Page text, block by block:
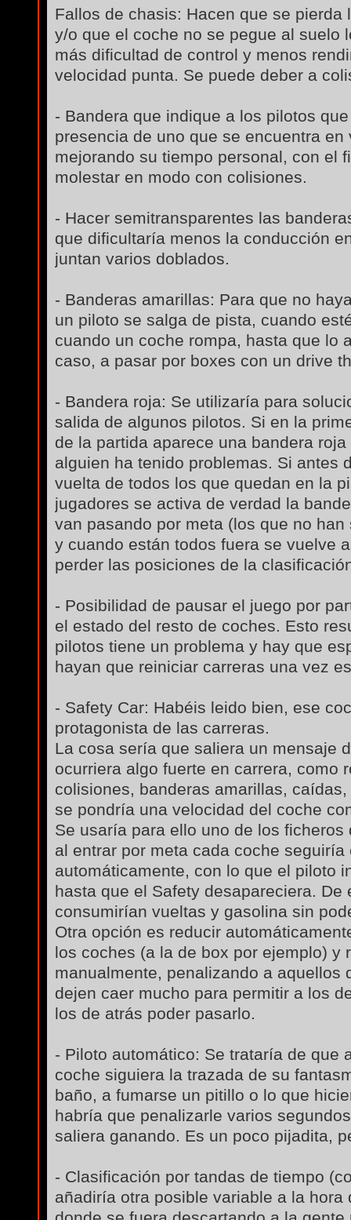
Fallos de chasis: Hacen que se pierda
y/o que el coche no se pegue al suelo
más dificultad de control y menos
velocidad punta. Se puede deber a
- Bandera que indique a los pilotos
presencia de uno que se encuentra en
mejorando su tiempo personal, con el
molestar en modo con colisiones.
- Hacer semitransparentes las
que dificultaría menos la conducción
juntan varios doblados.
- Banderas amarillas: Para que no
un piloto se salga de pista, cuando
cuando un coche rompa, hasta que lo
caso, a pasar por boxes con un drive
- Bandera roja: Se utilizaría para
salida de algunos pilotos. Si en la
de la partida aparece una bandera
alguien ha tenido problemas. Si antes
vuelta de todos los que quedan en la
jugadores se activa de verdad la
van pasando por meta (los que no
y cuando están todos fuera se vuelve
perder las posiciones de la
- Posibilidad de pausar el juego por
el estado del resto de coches. Esto
pilotos tiene un problema y hay que
hayan que reiniciar carreras una vez
- Safety Car: Habéis leido bien, ese
protagonista de las carreras.
La cosa sería que saliera un mensaje
ocurriera algo fuerte en carrera, como
colisiones, banderas amarillas,
se pondría una velocidad del coche
Se usaría para ello uno de los
al entrar por meta cada coche seguiría
automáticamente, con lo que el piloto
hasta que el Safety desapareciera. De
consumirían vueltas y gasolina sin
Otra opción es reducir
los coches (a la de box por ejemplo) y
manualmente, penalizando a aquellos
dejen caer mucho para permitir a los
los de atrás poder pasarlo.
- Piloto automático: Se trataría de que
coche siguiera la trazada de su
baño, a fumarse un pitillo o lo que
habría que penalizarle varios
saliera ganando. Es un poco pijadita,
- Clasificación por tandas de tiempo
añadiría otra posible variable a la